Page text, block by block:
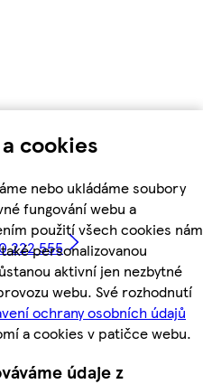
cookies
nebo ukládáme soubory
fungování webu a
použití všech cookies nám
personalizovanou
aktivní jen nezbytné
webu. Své rozhodnutí
ochrany osobních údajů
a cookies v patičce webu.
údaje z
222 555